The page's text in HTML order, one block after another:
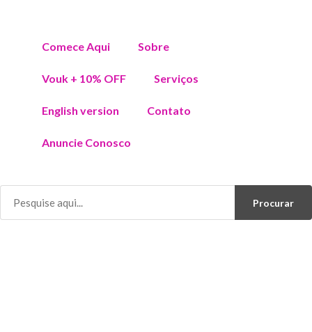
Comece Aqui Sobre
Vouk + 10% OFF Serviços
English version Contato
Anuncie Conosco
Procurar